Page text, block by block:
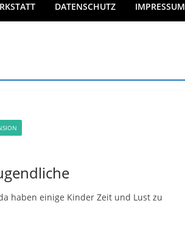
DATENSCHUTZ IMPRESSUM
haben einige Kinder Zeit und Lust zu